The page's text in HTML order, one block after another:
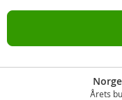
Årets